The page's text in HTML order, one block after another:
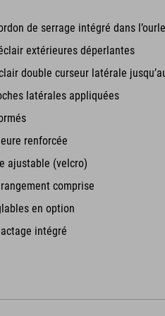
de serrage intégré dans
extérieures déperlantes
double curseur latérale
latérales appliquées
renforcée
ajustable (velcro)
comprise
en option
intégré